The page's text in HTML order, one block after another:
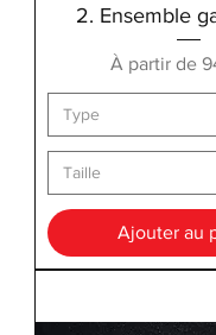
2. Ensemble
À partir de
Prix
Ajouter au